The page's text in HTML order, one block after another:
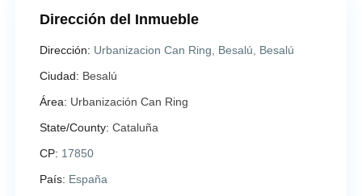
Dirección del Inmueble
Dirección: Urbanizacion Can Ring, Besalú, Besalú
Ciudad: Besalú
Área: Urbanización Can Ring
State/County: Cataluña
CP: 17850
País: España